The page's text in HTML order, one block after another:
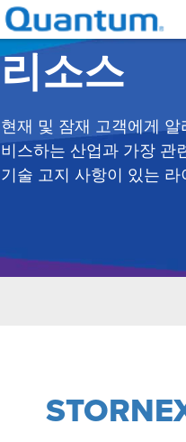
리소스
현재 및 잠재 고객에게
비스하는 산업과 가장 관
기술 고지 사항이 있는